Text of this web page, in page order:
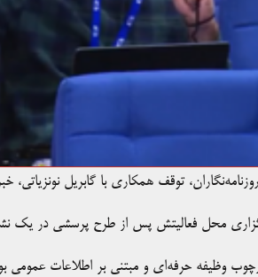
توقف همکاری با گابریل نونزیاتی،
محل فعالیتش پس از طرح پرسشی در یک
وظیفه حرفه‌ای و مبتنی بر اطلاعات عمومی